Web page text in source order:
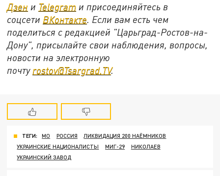
Дзен и Telegram и присоединяйтесь в
соцсети ВКонтакте. Если вам есть чем
поделиться с редакцией "Царьград-Ростов-на-
Дону", присылайте свои наблюдения, вопросы,
новости на электронную
почту rostov@Tsargrad.ТV.
ТЕГИ: МО РОССИЯ
ЛИКВИДАЦИЯ 200 НАЁМНИКОВ
УКРАИНСКИЕ НАЦИОНАЛИСТЫ
МИГ-29
НИКОЛАЕВ
УКРАИНСКИЙ ЗАВОД